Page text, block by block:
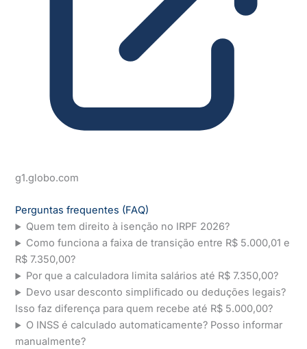
g1.globo.com
Perguntas frequentes (FAQ)
Quem tem direito à isenção no IRPF 2026?
Como funciona a faixa de transição entre R$ 5.000,01 e
R$ 7.350,00?
Por que a calculadora limita salários até R$ 7.350,00?
Devo usar desconto simplificado ou deduções legais?
Isso faz diferença para quem recebe até R$ 5.000,00?
O INSS é calculado automaticamente? Posso informar
manualmente?